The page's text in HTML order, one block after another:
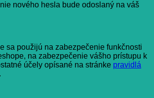
nového hesla bude odoslaný na váš
sa použijú na zabezpečenie funkčnosti
na zabezpečenie vášho prístupu k
účely opísané na stránke pravidlá
.